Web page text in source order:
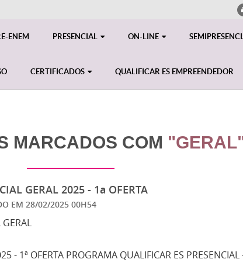
ENEM PRESENCIAL ON-LINE
CERTIFICADOS QUALIFICAR ES EMPREENDEDOR
MARCADOS COM
GERAL 2025 - 1a OFERTA
EM 28/02/2025 00H54
GERAL
- 1ª OFERTA PROGRAMA QUALIFICAR ES PRESENCIAL